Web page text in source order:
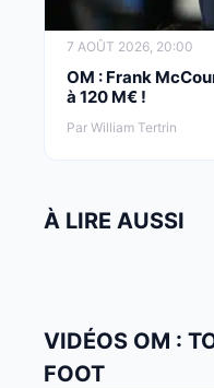
7 AOÛT 2026, 20:00
OM : Frank
à 120 M€ !
Par William Tertrin
À LIRE AUSSI
VIDÉOS OM :
FOOT